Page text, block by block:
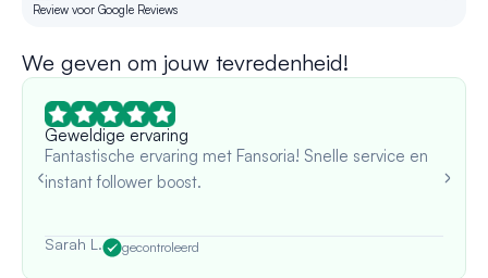
Review voor Google Reviews
We geven om jouw tevredenheid!
Geweldige ervaring
Fantastische ervaring met Fansoria! Snelle service en
instant follower boost.
Sarah L. gecontroleerd